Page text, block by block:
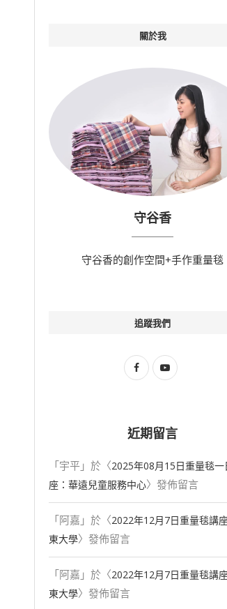
關於我
守谷香
守谷香的創作空間+手作重量毯
追蹤我們
近期留言
「宇平 」於〈2025年08⽉15⽇重量毯一
座：華遠兒童服務中心〉發佈留言
「阿嘉 」於〈2022年12月7日重量毯講
東大學〉發佈留言
「阿嘉 」於〈2022年12月7日重量毯講
東大學〉發佈留言